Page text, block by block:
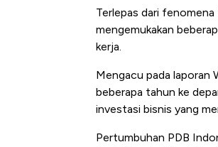
Terlepas dari
mengemukakan
kerja.
Mengacu pada laporan
beberapa tahun ke
investasi bisnis yang
Pertumbuhan PDB